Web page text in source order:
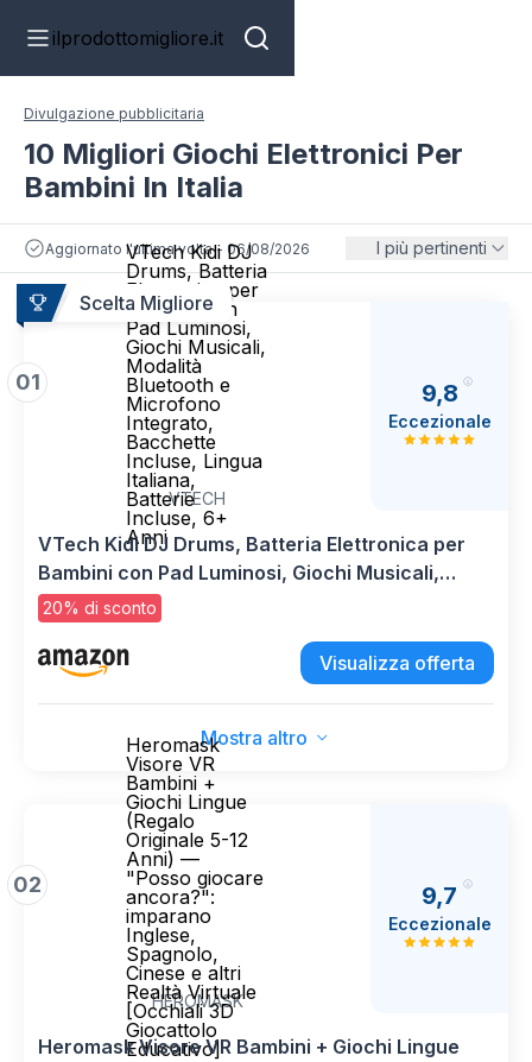
ilprodottomigliore.it
Divulgazione pubblicitaria
10 Migliori Giochi Elettronici Per
Bambini In Italia
Aggiornato l'ultima volta - 06/08/2026 I più pertinenti
Scelta Migliore
01
VTech Kidi DJ
Drums, Batteria
Elettronica per
Bambini con
Pad Luminosi,
Giochi Musicali,
Modalità
Bluetooth e
Microfono
Integrato,
Bacchette
Incluse, Lingua
Italiana,
Batterie
Incluse, 6+
Anni
VTECH
9,8
Eccezionale
VTech Kidi DJ Drums, Batteria Elettronica per
Bambini con Pad Luminosi, Giochi Musicali,
Modalità Bluetooth e Microfono Integrato,
Bacchette Incluse, Lingua Italiana, Batterie
Incluse, 6+ Anni
20% di sconto
Visualizza offerta
Mostra altro
02
Heromask
Visore VR
Bambini +
Giochi Lingue
(Regalo
Originale 5-12
Anni) —
"Posso giocare
ancora?":
imparano
Inglese,
Spagnolo,
Cinese e altri
Realtà Virtuale
[Occhiali 3D
Giocattolo
Educativo]
HEROMASK
9,7
Eccezionale
Heromask Visore VR Bambini + Giochi Lingue